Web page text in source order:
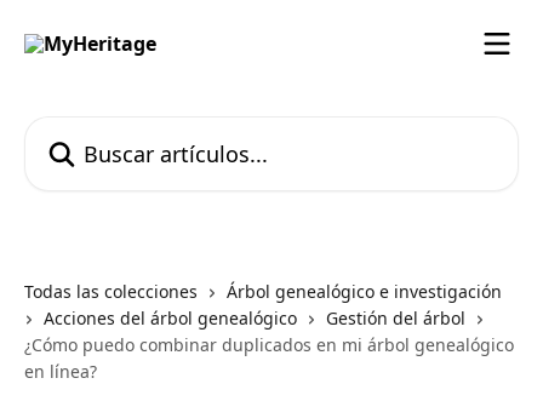
Todas las colecciones
Árbol genealógico e investigación
Acciones del árbol genealógico
Gestión del árbol
¿Cómo puedo combinar duplicados en mi árbol genealógico
en línea?